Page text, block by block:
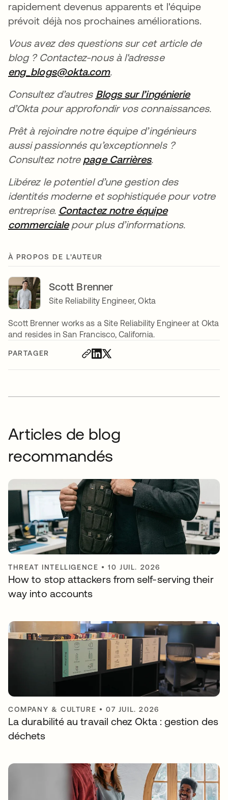
PARTAGER
rapidement devenus apparents et l'équipe
prévoit déjà nos prochaines améliorations.
Vous avez des questions sur cet article de
blog ? Contactez-nous à l'adresse
eng_blogs@okta.coms’ouvre dans un nouvel
.
Consultez d’autres Blogs sur l’ingénierie
d’Okta pour approfondir vos connaissances.
Prêt à rejoindre notre équipe d’ingénieurs
aussi passionnés qu’exceptionnels ?
Consultez notre page Carrièress’ouvre dans
.
Libérez le potentiel d’une gestion des
identités moderne et sophistiquée pour votre
entreprise. Contactez notre équipe
commerciales’ouvre dans un nouvel onglet
pour plus d’informations.
À PROPOS DE L’AUTEUR
Scott Brenner
Site Reliability Engineer, Okta
Scott Brenner works as a Site Reliability Engineer at Okta
and resides in San Francisco, California.
Articles de blog
recommandés
THREAT INTELLIGENCE •10 JUIL. 2026
How to stop attackers from self-serving their
way into accounts
COMPANY & CULTURE •07 JUIL. 2026
La durabilité au travail chez Okta : gestion des
déchets